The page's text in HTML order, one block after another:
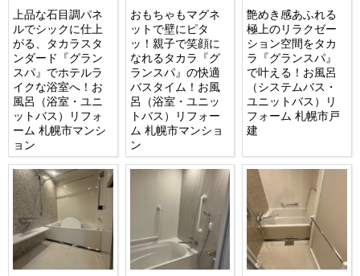
上品な石目調パネ
ルでシックに仕上
がる、タカラスタ
ンダード『グラン
スパ』でホテルラ
イクな浴室へ！お
風呂（浴室・ユニ
ットバス）リフォ
ーム 札幌市マンシ
ョン
おもちゃもマグネ
ットで壁にピタ
ッ！親子で笑顔に
なれるタカラ『グ
ランスパ』の快適
バスタイム！お風
呂（浴室・ユニッ
トバス）リフォー
ム 札幌市マンショ
ン
艶めき感あふれる
極上のリラクゼー
ション空間をタカ
ラ『グランスパ』
で叶える！お風呂
（システムバス・
ユニットバス）リ
フォーム 札幌市戸
建